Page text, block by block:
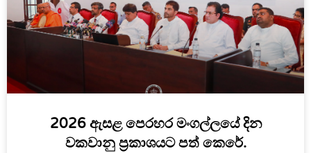
2026 ඇසළ පෙරහර මංගල්ලයේ දින
වකවානු ප්‍රකාශයට පත් කෙරේ.